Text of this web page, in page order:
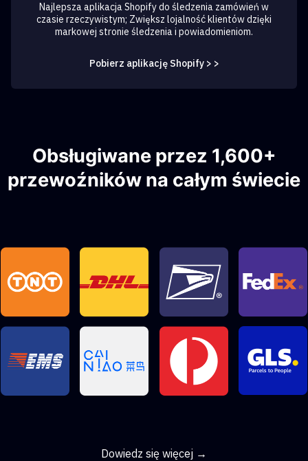
Najlepsza aplikacja Shopify do śledzenia zamówień w
czasie rzeczywistym; Zwiększ lojalność klientów dzięki
markowej stronie śledzenia i powiadomieniom.
Pobierz aplikację Shopify > >
Obsługiwane przez 1,600+
przewoźników na całym świecie
Dowiedz się więcej →